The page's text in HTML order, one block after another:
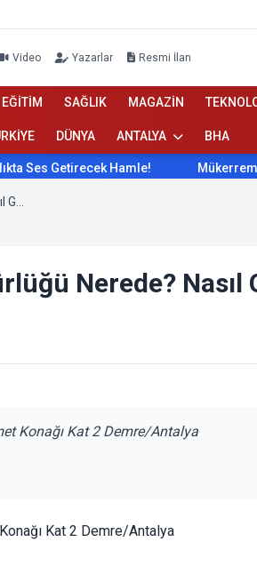
Video Yazarlar Resmi İlan
EĞİTİM SAĞLIK MAGAZİN
DÜNYA ANTALYA BHA
Getirecek Hamle! Mükerrem
Nerede? Nasıl
Konağı Kat 2 Demre/Antalya
Kat 2 Demre/Antalya